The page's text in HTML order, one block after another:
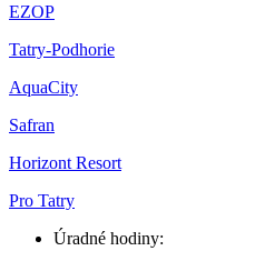
EZOP
Tatry-Podhorie
AquaCity
Safran
Horizont Resort
Pro Tatry
Úradné hodiny: